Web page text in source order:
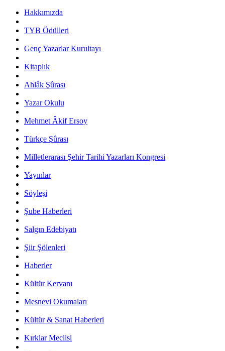
Hakkımızda
TYB Ödülleri
Genç Yazarlar Kurultayı
Kitaplık
Ahlâk Şûrası
Yazar Okulu
Mehmet Âkif Ersoy
Türkçe Şûrası
Milletlerarası Şehir Tarihi Yazarları Kongresi
Yayınlar
Söyleşi
Şube Haberleri
Salgın Edebiyatı
Şiir Şölenleri
Haberler
Kültür Kervanı
Mesnevi Okumaları
Kültür & Sanat Haberleri
Kırklar Meclisi